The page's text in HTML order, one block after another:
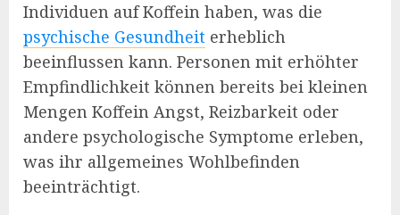
Individuen auf Koffein haben, was die
psychische Gesundheit erheblich
beeinflussen kann. Personen mit erhöhter
Empfindlichkeit können bereits bei kleinen
Mengen Koffein Angst, Reizbarkeit oder
andere psychologische Symptome erleben,
was ihr allgemeines Wohlbefinden
beeinträchtigt.